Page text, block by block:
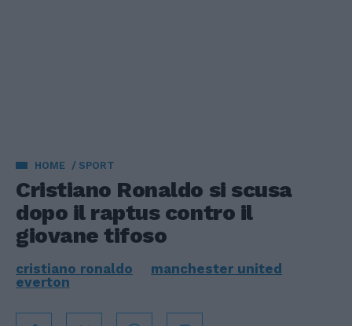
HOME SPORT
Cristiano Ronaldo si scusa
dopo il raptus contro il
giovane tifoso
cristiano ronaldo
manchester united
everton